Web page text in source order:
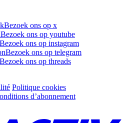
Bezoek ons op x
Bezoek ons op youtube
Bezoek ons op instagram
Bezoek ons op telegram
Bezoek ons op threads
Politique cookies
d’abonnement